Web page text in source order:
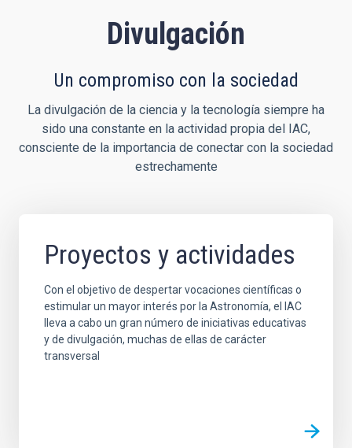
Divulgación
Un compromiso con la sociedad
La divulgación de la ciencia y la tecnología siempre ha
sido una constante en la actividad propia del IAC,
consciente de la importancia de conectar con la sociedad
estrechamente
Proyectos y actividades
Con el objetivo de despertar vocaciones científicas o
estimular un mayor interés por la Astronomía, el IAC
lleva a cabo un gran número de iniciativas educativas
y de divulgación, muchas de ellas de carácter
transversal